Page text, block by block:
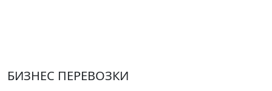
БИЗНЕС ПЕРЕВОЗКИ